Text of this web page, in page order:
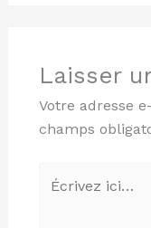
Laisser
Votre adresse
champs